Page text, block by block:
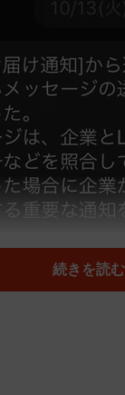
続きを読む